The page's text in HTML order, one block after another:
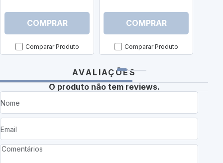
COMPRAR
Comparar Produto
COMPRAR
Comparar Produto
AVALIAÇÕES
O produto não tem reviews.